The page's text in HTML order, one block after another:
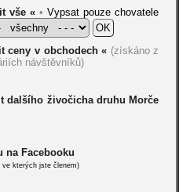
vše «•Vypsat pouze chovatele
ceny v obchodech « (získáno z
návštěvníků)
dalšího živočicha druhu Morče
na Facebooku
ve kterých jste členem)